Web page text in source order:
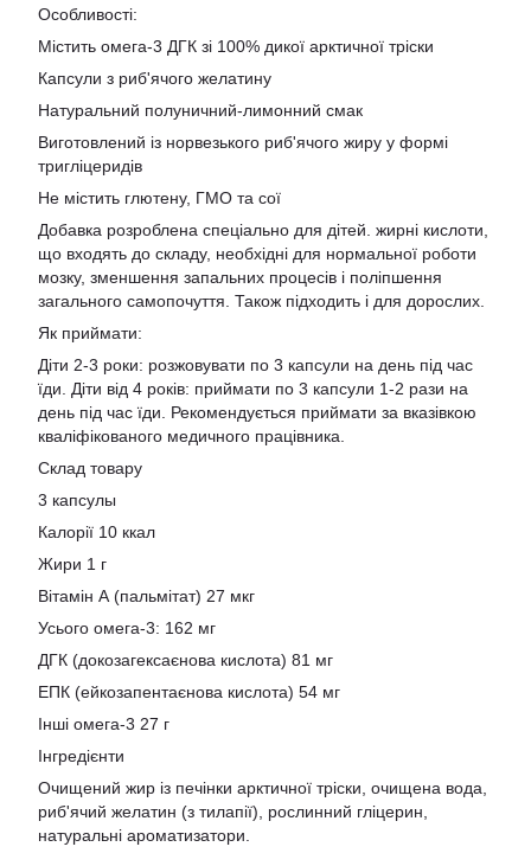
Особливості:
Містить омега-3 ДГК зі 100% дикої арктичної тріски
Капсули з риб'ячого желатину
Натуральний полуничний-лимонний смак
Виготовлений із норвезького риб'ячого жиру у формі
тригліцеридів
Не містить глютену, ГМО та сої
Добавка розроблена спеціально для дітей. жирні кислоти,
що входять до складу, необхідні для нормальної роботи
мозку, зменшення запальних процесів і поліпшення
загального самопочуття. Також підходить і для дорослих.
Як приймати:
Діти 2-3 роки: розжовувати по 3 капсули на день під час
їди. Діти від 4 років: приймати по 3 капсули 1-2 рази на
день під час їди. Рекомендується приймати за вказівкою
кваліфікованого медичного працівника.
Склад товару
3 капсулы
Калорії 10 ккал
Жири 1 г
Вітамін А (пальмітат) 27 мкг
Усього омега-3: 162 мг
ДГК (докозагексаєнова кислота) 81 мг
ЕПК (ейкозапентаєнова кислота) 54 мг
Інші омега-3 27 г
Інгредієнти
Очищений жир із печінки арктичної тріски, очищена вода,
риб'ячий желатин (з тилапії), рослинний гліцерин,
натуральні ароматизатори.